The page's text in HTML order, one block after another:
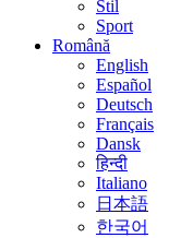
Stil
Sport
Română
English
Español
Deutsch
Français
Dansk
हिन्दी
Italiano
日本語
한국어